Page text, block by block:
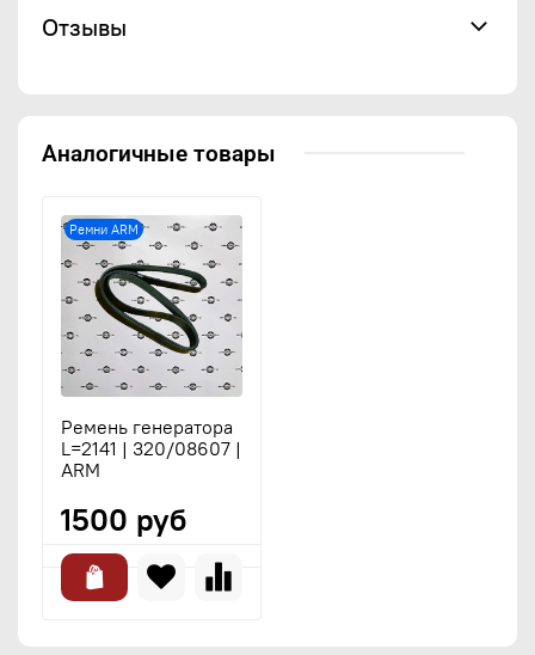
Отзывы
Аналогичные товары
Ремни ARM
Ремень генератора
L=2141 | 320/08607 |
ARM
1500 руб